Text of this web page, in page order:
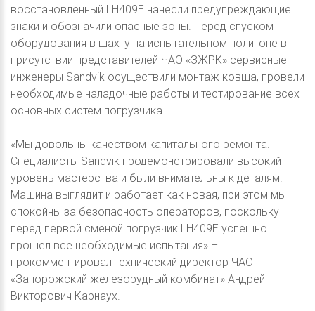
восстановленный LH409E нанесли предупреждающие
знаки и обозначили опасные зоны. Перед спуском
оборудования в шахту на испытательном полигоне в
присутствии представителей ЧАО «ЗЖРК» сервисные
инженеры Sandvik осуществили монтаж ковша, провели
необходимые наладочные работы и тестирование всех
основных систем погрузчика.
«Мы довольны качеством капитального ремонта.
Специалисты Sandvik продемонстрировали высокий
уровень мастерства и были внимательны к деталям.
Машина выглядит и работает как новая, при этом мы
спокойны за безопасность операторов, поскольку
перед первой сменой погрузчик LH409E успешно
прошёл все необходимые испытания» –
прокомментировал технический директор ЧАО
«Запорожский железорудный комбинат» Андрей
Викторович Карнаух.